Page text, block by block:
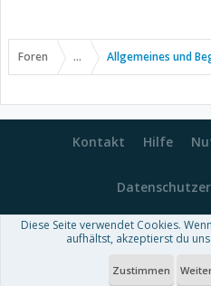
Foren ... Allgemeines und
Kontakt Hilfe
Forum software by
Theme designed
Diese Seite verwendet Cookies.
aufhältst, akzeptierst du
Zustimmen